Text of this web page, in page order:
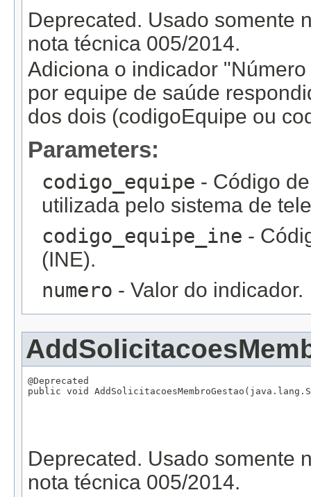
Deprecated. Usado somente
nota técnica 005/2014.
Adiciona o indicador
por equipe de saúde
dos dois (codigoEquipe ou
Parameters:
codigo_equipe - Código
utilizada pelo sistema de
codigo_equipe_ine -
(INE).
numero - Valor do indicador.
@Deprecated
public void
Deprecated. Usado somente
nota técnica 005/2014.